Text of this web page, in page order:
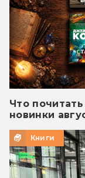
Что
новинки
Книги